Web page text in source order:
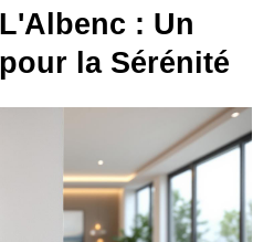
: Un
la Sérénité